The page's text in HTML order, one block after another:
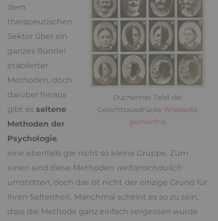
Duchennes Tafel der
Geischtsausdrücke Wikipedia
gemeinfrei
dem
therapeutischen
Sektor über ein
ganzes Bündel
etablierter
Methoden, doch
darüber hinaus
gibt es seltene
Methoden der
Psychologie,
eine ebenfalls gar nicht so kleine Gruppe. Zum
einen sind diese Methoden weltanschaulich
umstritten, doch das ist nicht der einzige Grund für
ihren Seltenheit. Manchmal scheint es so zu sein,
dass die Methode ganz einfach vergessen wurde